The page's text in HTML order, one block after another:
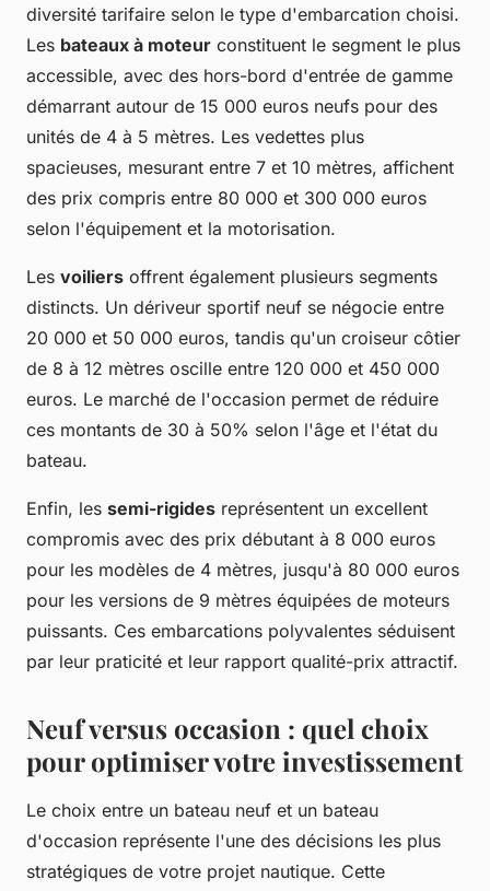
diversité tarifaire selon le type d'embarcation choisi.
Les bateaux à moteur constituent le segment le plus
accessible, avec des hors-bord d'entrée de gamme
démarrant autour de 15 000 euros neufs pour des
unités de 4 à 5 mètres. Les vedettes plus
spacieuses, mesurant entre 7 et 10 mètres, affichent
des prix compris entre 80 000 et 300 000 euros
selon l'équipement et la motorisation.
Les voiliers offrent également plusieurs segments
distincts. Un dériveur sportif neuf se négocie entre
20 000 et 50 000 euros, tandis qu'un croiseur côtier
de 8 à 12 mètres oscille entre 120 000 et 450 000
euros. Le marché de l'occasion permet de réduire
ces montants de 30 à 50% selon l'âge et l'état du
bateau.
Enfin, les semi-rigides représentent un excellent
compromis avec des prix débutant à 8 000 euros
pour les modèles de 4 mètres, jusqu'à 80 000 euros
pour les versions de 9 mètres équipées de moteurs
puissants. Ces embarcations polyvalentes séduisent
par leur praticité et leur rapport qualité-prix attractif.
Neuf versus occasion : quel choix
pour optimiser votre investissement
Le choix entre un bateau neuf et un bateau
d'occasion représente l'une des décisions les plus
stratégiques de votre projet nautique. Cette